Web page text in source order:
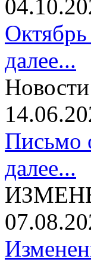
далее...
Письмо
далее...